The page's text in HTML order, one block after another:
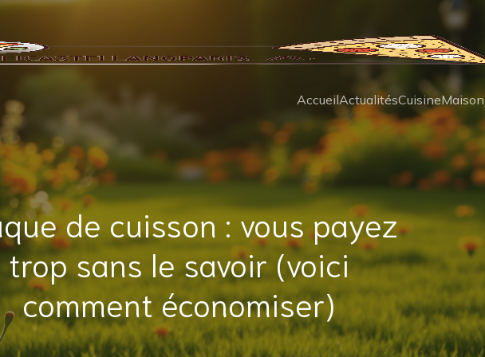
AccueilActualitésCuisineMaison
de cuisson : vous payez
trop sans le savoir (voici
comment économiser)